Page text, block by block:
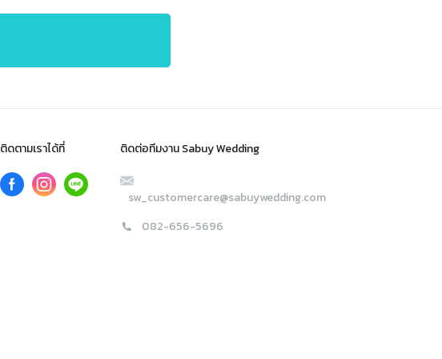
ติดตามเราได้ที่ ติดต่อทีมงาน Sabuy Wedding
sw_customercare@sabuywedding.com
082-656-5696